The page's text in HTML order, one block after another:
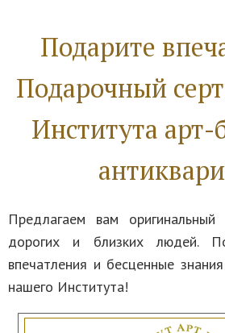
Подарите
Подарочный
Института арт-
Предлагаем вам оригинальный
дорогих и близких людей.
впечатления и бесценные
нашего Института!